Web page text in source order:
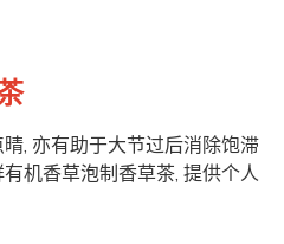
, 亦有助于大节过后消除饱滞
机香草泡制香草茶, 提供个人